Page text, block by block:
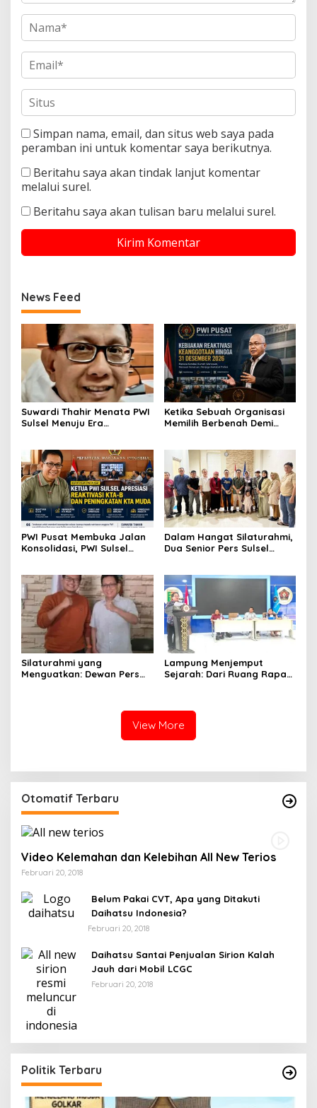
Simpan nama, email, dan situs web saya pada
peramban ini untuk komentar saya berikutnya.
Beritahu saya akan tindak lanjut komentar
melalui surel.
Beritahu saya akan tulisan baru melalui surel.
News Feed
Suwardi Thahir Menata PWI
Sulsel Menuju Era
Ketika Sebuah Organisasi
Memilih Berbenah Demi
PWI Pusat Membuka Jalan
Konsolidasi, PWI Sulsel
Dalam Hangat Silaturahmi,
Dua Senior Pers Sulsel
Silaturahmi yang
Menguatkan: Dewan Pers
Lampung Menjemput
Sejarah: Dari Ruang Rapat
View More
Otomatif Terbaru
Video Kelemahan dan Kelebihan All New Terios
Februari 20, 2018
Belum Pakai CVT, Apa yang Ditakuti
Daihatsu Indonesia?
Februari 20, 2018
Daihatsu Santai Penjualan Sirion Kalah
Jauh dari Mobil LCGC
Februari 20, 2018
Politik Terbaru